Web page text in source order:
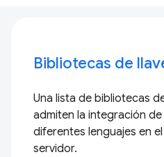
Bibliotecas de
Una lista de bibliotecas
admiten la integración
diferentes lenguajes en
servidor.